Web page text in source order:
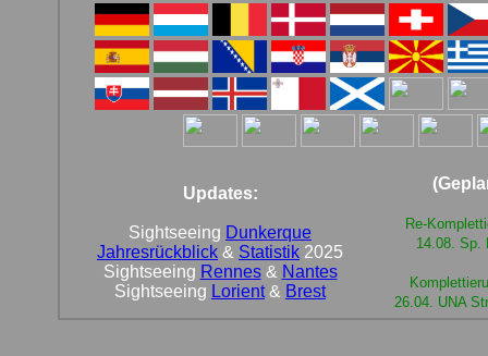
Updates:
Sightseeing Dunkerque
Jahresrückblick & Statistik 2025
Sightseeing Rennes& Nantes
Sightseeing Lorient& Brest
Re-
14.08. Sp.
26.04. UNA